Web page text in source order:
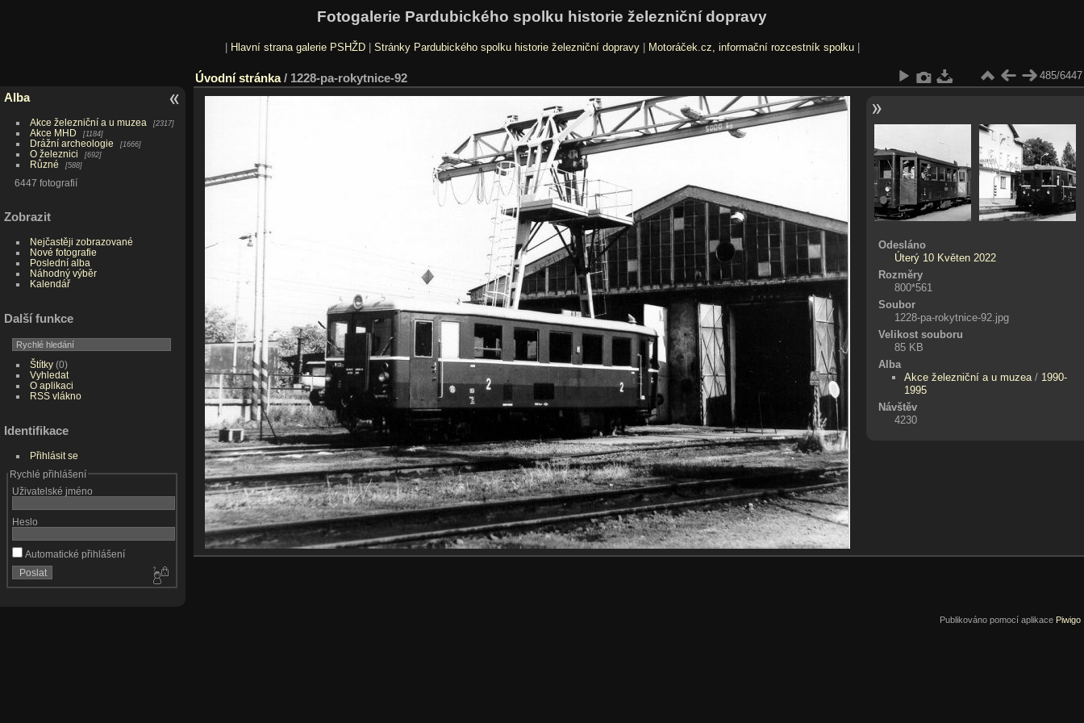
Fotogalerie Pardubického spolku historie železniční dopravy
Hlavní strana galerie PSHŽD| Stránky Pardubického spolku historie železniční dopravy| Motoráček.cz, informační rozcestník spolku|
Alba
Akce železniční a u muzea 2317
Akce MHD 1184
Drážní archeologie 1666
O železnici 692
Různé 588
6447 fotografií
Zobrazit
Nejčastěji zobrazované
Nové fotografie
Poslední alba
Náhodný výběr
Kalendář
Další funkce
Štítky(0)
Vyhledat
O aplikaci
RSS vlákno
Identifikace
Přihlásit se
Rychlé přihlášení
Uživatelské jméno
Heslo
Automatické přihlášení
Úvodní stránka/ 1228-pa-rokytnice-92 485/6447
Odesláno
Úterý 10 Květen 2022
Rozměry
800*561
Soubor
1228-pa-rokytnice-92.jpg
Velikost souboru
85 KB
Alba
Akce železniční a u muzea / 1990-
1995
Návštěv
4230
Publikováno pomocí aplikace Piwigo